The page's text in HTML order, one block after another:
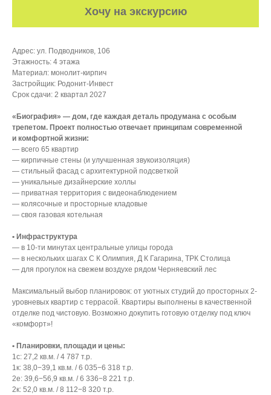
Хочу на экскурсию
Адрес: ул. Подводников, 106
Этажность: 4 этажа
Материал: монолит-кирпич
Застройщик: Родонит-Инвест
Срок сдачи: 2 квартал 2027
«Биография» — дом, где каждая деталь продумана с особым
трепетом. Проект полностью отвечает принципам современной
и комфортной жизни:
— всего 65 квартир
— кирпичные стены (и улучшенная звукоизоляция)
— стильный фасад с архитектурной подсветкой
— уникальные дизайнерские холлы
— приватная территория с видеонаблюдением
— колясочные и просторные кладовые
— своя газовая котельная
• Инфраструктура
— в 10-ти минутах центральные улицы города
— в нескольких шагах С К Олимпия, Д К Гагарина, ТРК Столица
— для прогулок на свежем воздухе рядом Черняевский лес
Максимальный выбор планировок: от уютных студий до просторных 2-
уровневых квартир с террасой. Квартиры выполнены в качественной
отделке под чистовую. Возможно докупить готовую отделку под ключ
«комфорт»!
• Планировки, площади и цены:
1с: 27,2 кв.м. / 4 787 т.р.
1к: 38,0−39,1 кв.м. / 6 035−6 318 т.р.
2е: 39,6−56,9 кв.м. / 6 336−8 221 т.р.
2к: 52,0 кв.м. / 8 112−8 320 т.р.